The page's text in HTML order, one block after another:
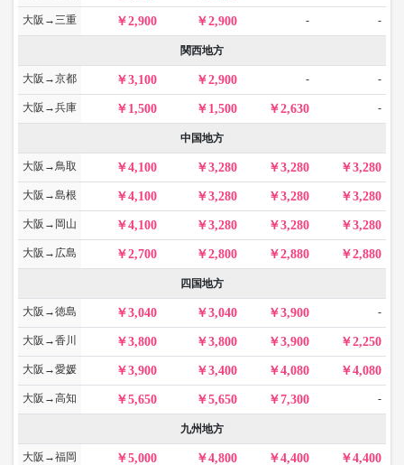
大阪→三重 2,900 2,900 - -
関西地方
大阪→京都 3,100 2,900 - -
大阪→兵庫 1,500 1,500 2,630 -
中国地方
大阪→鳥取 4,100 3,280 3,280 3,280
大阪→島根 4,100 3,280 3,280 3,280
大阪→岡山 4,100 3,280 3,280 3,280
大阪→広島 2,700 2,800 2,880 2,880
四国地方
大阪→徳島 3,040 3,040 3,900 -
大阪→香川 3,800 3,800 3,900 2,250
大阪→愛媛 3,900 3,400 4,080 4,080
大阪→高知 5,650 5,650 7,300 -
九州地方
大阪→福岡 5,000 4,800 4,400 4,400